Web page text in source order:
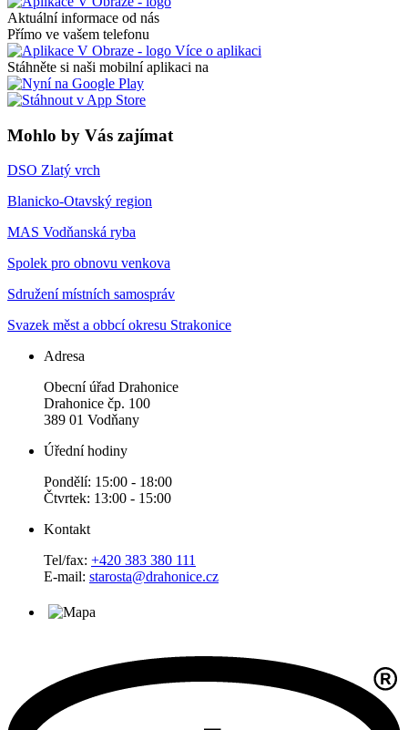
Aktuální informace od nás
Přímo ve vašem telefonu
Více o aplikaci
Stáhněte si naši mobilní aplikaci na
Mohlo by Vás zajímat
DSO Zlatý vrch
Blanicko-Otavský region
MAS Vodňanská ryba
Spolek pro obnovu venkova
Sdružení místních samospráv
Svazek měst a obbcí okresu Strakonice
Adresa
Obecní úřad Drahonice
Drahonice čp. 100
389 01 Vodňany
Úřední hodiny
Pondělí: 15:00 - 18:00
Čtvrtek: 13:00 - 15:00
Kontakt
Tel/fax: +420 383 380 111
E-mail: starosta@drahonice.cz